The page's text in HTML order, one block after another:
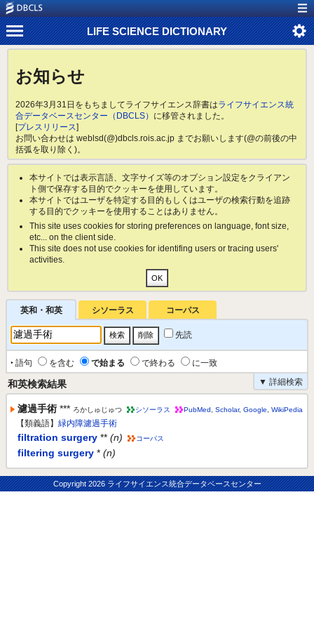
LIFE SCIENCE DICTIONARY
お知らせ
2026年3月31日をもちましてライフサイエンス辞書はライフサイエンス統
合データベースセンター（DBCLS） に移管されました。
[プレスリリース]
お問い合わせは weblsd(@)dbcls.rois.ac.jp までお願いします(@の前後の中
括弧を取り除く)。
本サイトでは表示言語、文字サイズ等のオプション設定をクライアン
ト側で保存する目的でクッキーを使用しています。
本サイトではユーザを特定する目的もしくはユーザの検索行動を追跡
する目的でクッキーを使用することはありません。
This site uses cookies for storing preferences on language, font size,
etc... on the client side.
This site does not use cookies for identifing users or tracing users'
activities.
英和・和英 シソーラス コーパス
先読
‣ 語句 を含む で始まる で終わる
に一致
▼ 詳細検索
和英検索結果
濾過手術 *** ろかしゅじゅつ シソーラス PubMed Scholar, Google WikiPedia
【類義語】 緑内障濾過手術
filtration surgery ** (n) コーパス
filtering surgery * (n)
Copyright2026 ライフサイエンス統合データベースセンター